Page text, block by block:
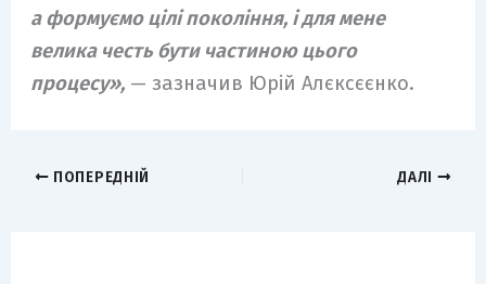
а формуємо цілі покоління, і для мене
велика честь бути частиною цього
процесу», — зазначив Юрій Алєксєєнко.
ПОПЕРЕДНІЙ ДАЛІ